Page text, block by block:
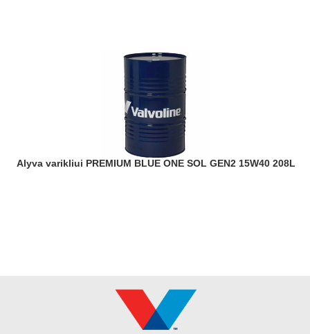
Alyva varikliui PREMIUM BLUE ONE SOL GEN2 15W40 208L